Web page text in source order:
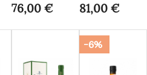
76,00 € 81,00 €
-6%